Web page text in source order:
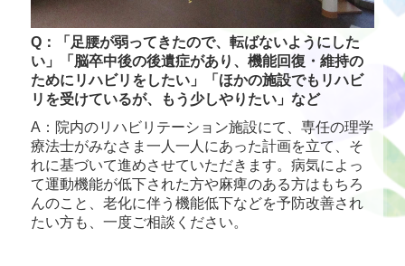
Q：「足腰が弱ってきたので、転ばないようにした
い」「脳卒中後の後遺症があり、機能回復・維持の
ためにリハビリをしたい」「ほかの施設でもリハビ
リを受けているが、もう少しやりたい」など
A：院内のリハビリテーション施設にて、専任の理学
療法士がみなさま一人一人にあった計画を立て、そ
れに基づいて進めさせていただきます。病気によっ
て運動機能が低下された方や麻痺のある方はもちろ
んのこと、老化に伴う機能低下などを予防改善され
たい方も、一度ご相談ください。